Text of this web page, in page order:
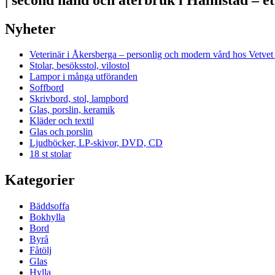
Nyheter
Veterinär i Åkersberga – personlig och modern vård hos
Stolar, besöksstol, vilostol
Lampor i många utföranden
Soffbord
Skrivbord, stol, lampbord
Glas, porslin, keramik
Kläder och textil
Glas och porslin
Ljudböcker, LP-skivor, DVD, CD
18 st stolar
Kategorier
Bäddsoffa
Bokhylla
Bord
Byrå
Fåtölj
Glas
Hylla